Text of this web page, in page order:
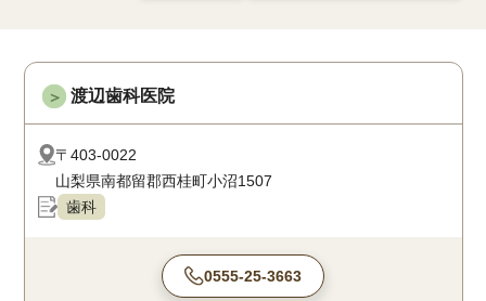
＞ 渡辺歯科医院
〒403-0022
山梨県南都留郡西桂町小沼1507
歯科
0555-25-3663